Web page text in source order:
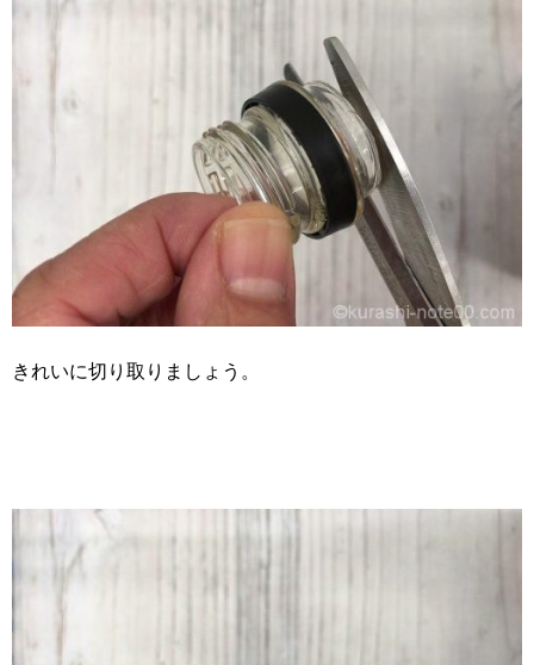
きれいに切り取りましょう。